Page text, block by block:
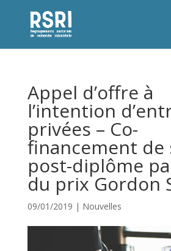
Appel d’offre à
l’intention
privées – Co-
financement de
post-diplôme
du prix Gordon
09/01/2019 | Nouvelles